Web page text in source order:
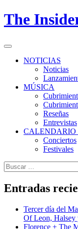
Skip
to
The
Primary
NOTICIAS
Noticias
MÚSICA
Reseñas
Entrevistas
CALENDARIO
Conciertos
Festivales
Buscar:
Entradas
Tercer día del
Of Leon, Halsey
Florence + The